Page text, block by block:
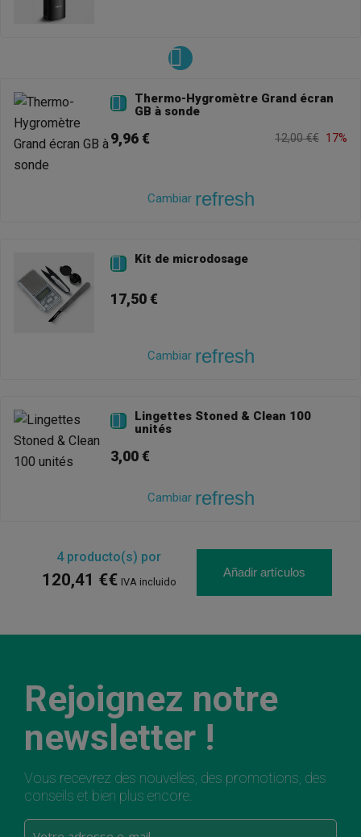

Thermo-Hygromètre Grand écran
GB à sonde
9,96 € 12,00 €€ 17%
Cambiar refresh
 Kit de microdosage
17,50 €
Cambiar refresh

Lingettes Stoned & Clean 100
unités
3,00 €
Cambiar refresh
4producto(s) por
120,41 €€ IVA incluido
Añadir artículos
Rejoignez notre
newsletter !
Vous recevrez des nouvelles, des promotions, des
conseils et bien plus encore.